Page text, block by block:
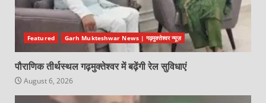
Featured Garh Mukteshwar News | गढ़मुक्तेश्वर न्यूज़
पौराणिक तीर्थस्थल गढ़मुक्तेश्वर में बढ़ेंगी रेल सुविधाएं
August 6, 2026